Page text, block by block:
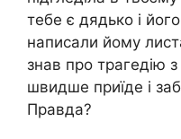
тебе є дядько і
написали йому
знав про трагедію
швидше приїде і
Правда?